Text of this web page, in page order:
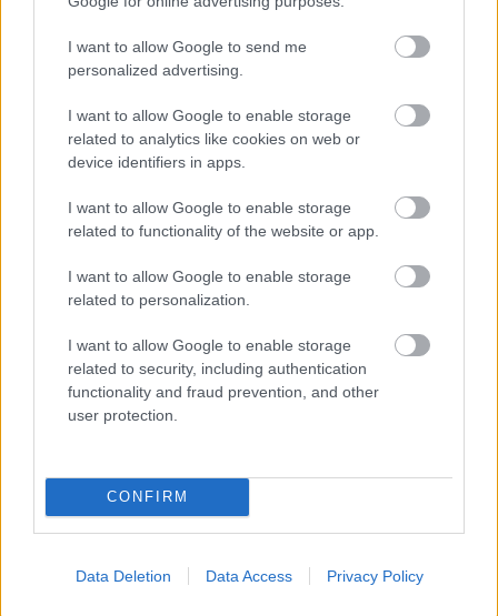
I want to allow Google to send me
personalized advertising.
I want to allow Google to enable storage
related to analytics like cookies on web or
device identifiers in apps.
I want to allow Google to enable storage
related to functionality of the website or app.
I want to allow Google to enable storage
related to personalization.
I want to allow Google to enable storage
related to security, including authentication
functionality and fraud prevention, and other
user protection.
CONFIRM
Data Deletion Data Access Privacy Policy
elégedettebb vagyok. Úgy tűnik, legalább egy
kicsit magunk mögött hagytuk a középmezőnyt”
– értékelt Verstappen, majd arra a kérdésre,
hogy most jobban illik-e hozzá az autó, így felelt:
„Valamivel természetesebbnek érződik. Persze
még mindig nem olyan, amilyennek szeretném.
De legalább nagyobb önbizalmat ad, és ennek
köszönhetően egy kicsit több köridőt is ki tudok
hozni belőle.”
Itt állíthatod be, hogy a Racingline
cikkeit az elsők között lásd a Google
HIRDETÉS